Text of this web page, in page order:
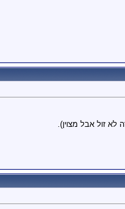
לא זול אבל מצוין).